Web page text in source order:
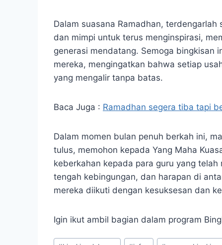
Dalam suasana Ramadhan,
dan mimpi untuk terus menginspirasi,
generasi mendatang. Semoga bingkisan
mereka, mengingatkan bahwa setiap
yang mengalir tanpa batas.
Baca Juga : Ramadhan segera tiba tapi
Dalam momen bulan penuh berkah ini,
tulus, memohon kepada Yang Maha
keberkahan kepada para guru yang
tengah kebingungan, dan harapan di
mereka diikuti dengan kesuksesan dan
Igin ikut ambil bagian dalam program
Post